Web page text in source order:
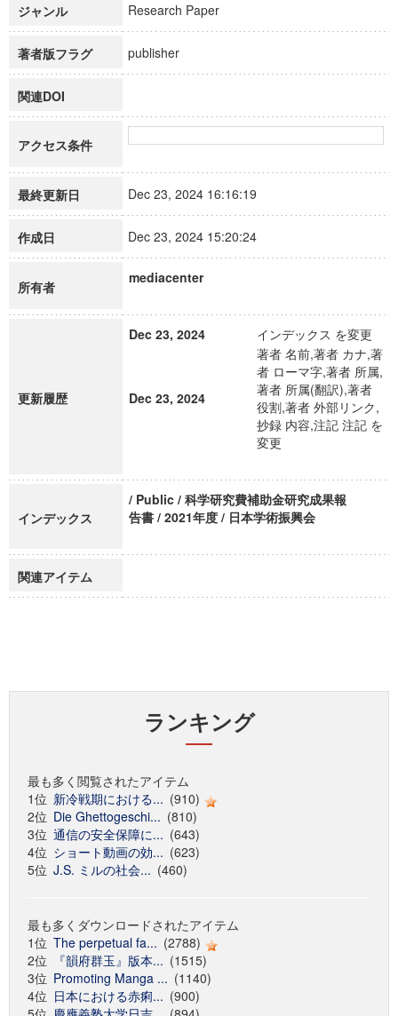
ジャンル Research Paper
著者版フラグ publisher
関連DOI
アクセス条件
最終更新日 Dec 23, 2024 16:16:19
作成日 Dec 23, 2024 15:20:24
所有者
mediacenter
更新履歴
Dec 23, 2024 インデックス を変更
Dec 23, 2024
著者 名前,著者 カナ,著
者 ローマ字,著者 所属,
著者 所属(翻訳),著者
役割,著者 外部リンク,
抄録 内容,注記 注記 を
変更
インデックス
/ Public / 科学研究費補助金研究成果報
告書 / 2021年度 / 日本学術振興会
関連アイテム
ランキング
最も多く閲覧されたアイテム
1位 新冷戦期における... (910)
2位 Die Ghettogeschi... (810)
3位 通信の安全保障に... (643)
4位 ショート動画の効... (623)
5位 J.S. ミルの社会... (460)
最も多くダウンロードされたアイテム
1位 The perpetual fa... (2788)
2位
『韻府群玉』版本... (1515)
3位 Promoting Manga ... (1140)
4位 日本における赤痢... (900)